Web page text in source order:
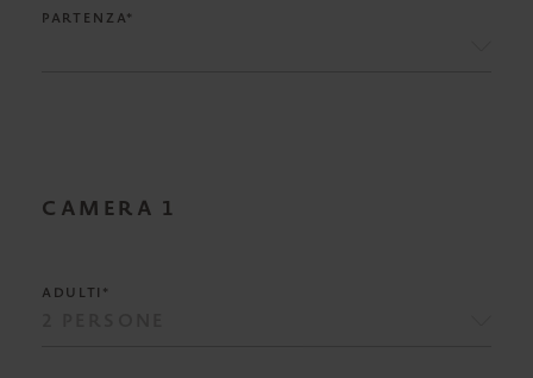
PARTENZA*
CAMERA 1
ADULTI*